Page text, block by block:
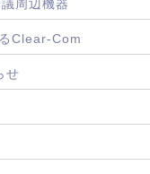
周辺機器
Clear-Com
せ